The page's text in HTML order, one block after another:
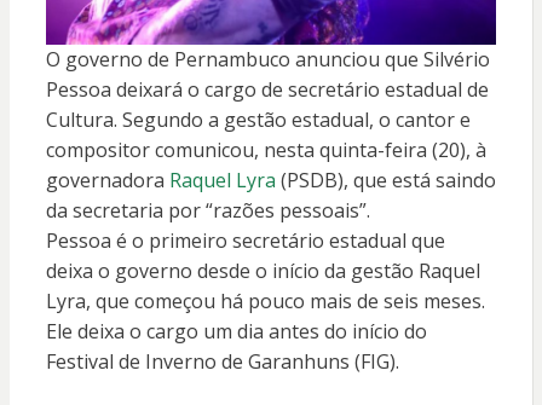
O governo de Pernambuco anunciou que Silvério
Pessoa deixará o cargo de secretário estadual de
Cultura. Segundo a gestão estadual, o cantor e
compositor comunicou, nesta quinta-feira (20), à
governadora Raquel Lyra (PSDB), que está saindo
da secretaria por “razões pessoais”.
Pessoa é o primeiro secretário estadual que
deixa o governo desde o início da gestão Raquel
Lyra, que começou há pouco mais de seis meses.
Ele deixa o cargo um dia antes do início do
Festival de Inverno de Garanhuns (FIG).